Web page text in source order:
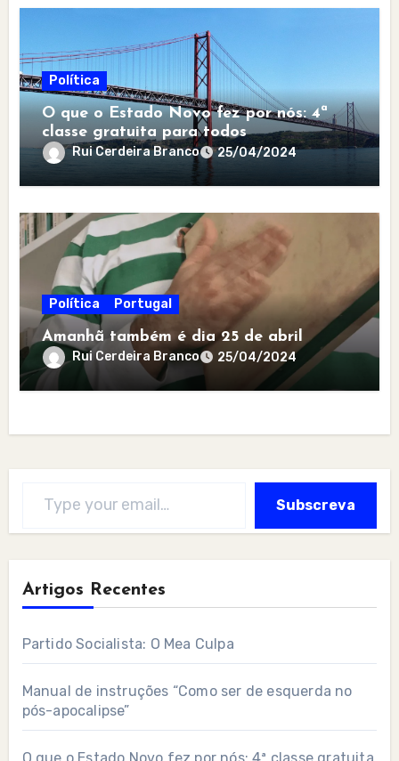
Política
O que o Estado Novo fez por nós: 4ª
classe gratuita para todos
Rui Cerdeira Branco 25/04/2024
Política Portugal
Amanhã também é dia 25 de abril
Rui Cerdeira Branco 25/04/2024
Subscreva
Artigos Recentes
Partido Socialista: O Mea Culpa
Manual de instruções “Como ser de esquerda no
pós-apocalipse”